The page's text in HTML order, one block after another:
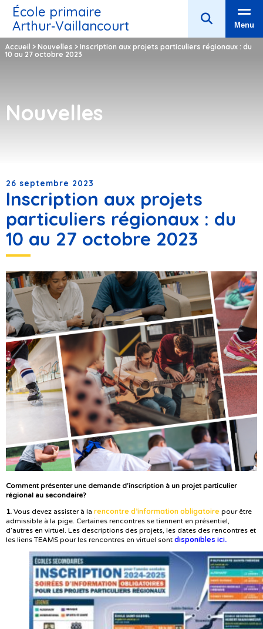
École primaire
Arthur‑Vaillancourt
Menu
Accueil > Nouvelles > Inscription aux projets particuliers régionaux : du
10 au 27 octobre 2023
Nouvelles
26 septembre 2023
Inscription aux projets
particuliers régionaux : du
10 au 27 octobre 2023
Comment présenter une demande d’inscription à un projet particulier
régional au secondaire?
1. Vous devez assister à la rencontre d’information obligatoire pour être
admissible à la pige. Certaines rencontres se tiennent en présentiel,
d’autres en virtuel. Les descriptions des projets, les dates des rencontres et
les liens TEAMS pour les rencontres en virtuel sont disponibles ici.